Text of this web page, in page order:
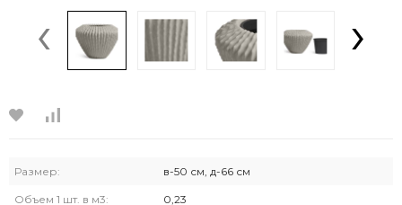
‹ ›
Размер: в-50 см, д-66 см
Объем 1 шт. в м3: 0,23